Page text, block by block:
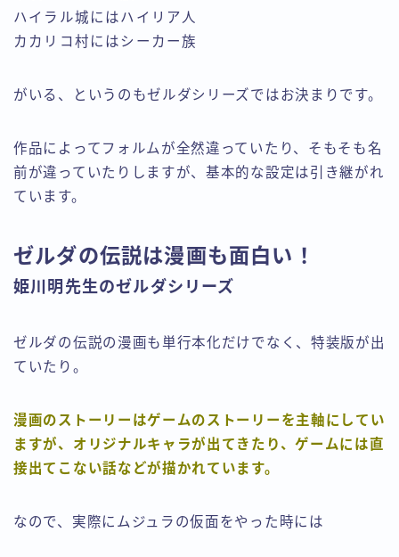
ハイラル城にはハイリア人
カカリコ村にはシーカー族
がいる、というのもゼルダシリーズではお決まりです。
作品によってフォルムが全然違っていたり、そもそも名
前が違っていたりしますが、基本的な設定は引き継がれ
ています。
ゼルダの伝説は漫画も面白い！
姫川明先生のゼルダシリーズ
ゼルダの伝説の漫画も単行本化だけでなく、特装版が出
ていたり。
漫画のストーリーはゲームのストーリーを主軸にしてい
ますが、オリジナルキャラが出てきたり、ゲームには直
接出てこない話などが描かれています。
なので、実際にムジュラの仮面をやった時には